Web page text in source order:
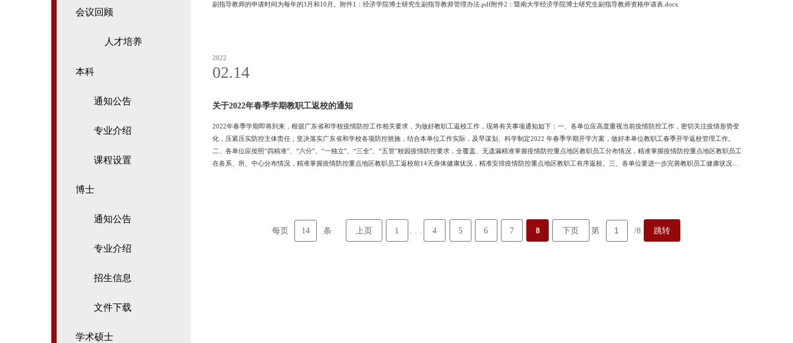
会议回顾
人才培养
本科
通知公告
专业介绍
课程设置
博士
通知公告
专业介绍
招生信息
文件下载
学术硕士
副指导教师的申请时间为每年的3月和10月。附件1：经济学院博士研究生副指导教师管理办法.pdf附件2：暨南大学经济学院博士研究生副指导教师资格申请表.docx
2022
02.14
关于2022年春季学期教职工返校的通知
2022年春季学期即将到来，根据广东省和学校疫情防控工作相关要求，为做好教职工返校工作，现将有关事项通知如下：一、各单位应高度重视当前疫情防控工作，密切关注疫情形势变
化，压紧压实防控主体责任，坚决落实广东省和学校各项防控措施，结合本单位工作实际，及早谋划、科学制定2022 年春季学期开学方案，做好本单位教职工春季开学返校管理工作。
二、各单位应按照“四精准”、“六分”、“一独立”、“三全”、“五管”校园疫情防控要求，全覆盖、无遗漏精准掌握疫情防控重点地区教职员工分布情况，精准掌握疫情防控重点地区教职员工
在各系、所、中心分布情况，精准掌握疫情防控重点地区教职员工返校前14天身体健康状况，精准安排疫情防控重点地区教职工有序返校。三、各单位要进一步完善教职员工健康状况和
每页 14 条 上页 1 4 5 6 7 8 下页 第 /8 跳转